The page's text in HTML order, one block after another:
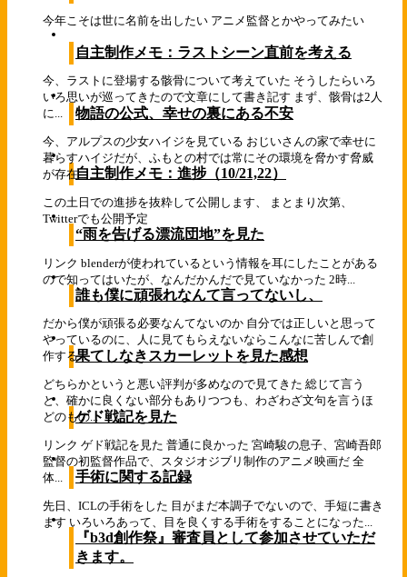
今年こそは世に名前を出したい アニメ監督とかやってみたい
自主制作メモ：ラストシーン直前を考える
今、ラストに登場する骸骨について考えていた そうしたらいろ
いろ思いが巡ってきたので文章にして書き記す まず、骸骨は2人
に...
物語の公式、幸せの裏にある不安
今、アルプスの少女ハイジを見ている おじいさんの家で幸せに
暮らすハイジだが、ふもとの村では常にその環境を脅かす脅威
が存在...自主制作メモ：進捗（10/21,22）
この土日での進捗を抜粋して公開します、 まとまり次第、
Twitterでも公開予定
“雨を告げる漂流団地”を見た
リンク blenderが使われているという情報を耳にしたことがある
ので知ってはいたが、なんだかんだで見ていなかった 2時...
誰も僕に頑張れなんて言ってないし、
だから僕が頑張る必要なんてないのか 自分では正しいと思って
やっているのに、人に見てもらえないならこんなに苦しんで創
作する...果てしなきスカーレットを見た感想
どちらかというと悪い評判が多めなので見てきた 総じて言う
と、確かに良くない部分もありつつも、わざわざ文句を言うほ
どのもの...ゲド戦記を見た
リンク ゲド戦記を見た 普通に良かった 宮崎駿の息子、宮崎吾郎
監督の初監督作品で、スタジオジブリ制作のアニメ映画だ 全
体...
手術に関する記録
先日、ICLの手術をした 目がまだ本調子でないので、手短に書き
ます いろいろあって、目を良くする手術をすることになった...
『b3d創作祭』審査員として参加させていただ
きます。